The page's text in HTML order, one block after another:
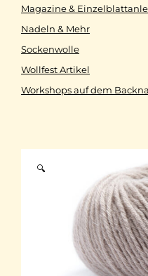
🔍
Magazine &
Nadeln & Mehr
Sockenwolle
Wollfest Artikel
Workshops auf dem